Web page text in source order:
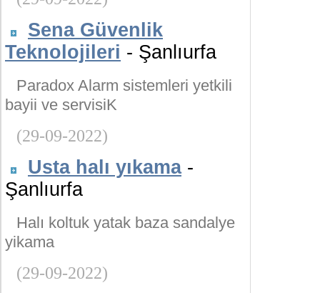
Sena Güvenlik
Teknolojileri - Şanlıurfa
Paradox Alarm sistemleri yetkili
bayii ve servisiK
(29-09-2022)
Usta halı yıkama-
Şanlıurfa
Halı koltuk yatak baza sandalye
yikama
(29-09-2022)